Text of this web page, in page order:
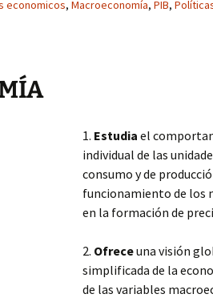
economicos, Macroeconomía, PIB,
1. Estudia el
individual de las
consumo y de
funcionamiento de los
en la formación de
2. Ofreceuna visión
simplificada de la
de las variables